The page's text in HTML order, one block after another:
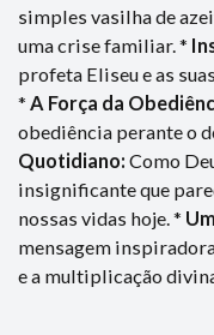
simples vasilha de
uma crise familiar. *
profeta Eliseu e as
* A Força da
obediência perante o
Quotidiano: Como
insignificante que
nossas vidas hoje. *
mensagem
e a multiplicação